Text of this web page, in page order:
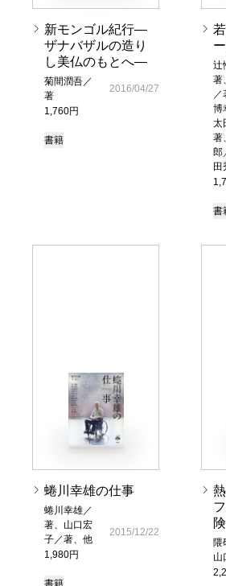
新モンゴル紀行―
ザナバザルの造り
し美仏のもとへ―
菊間潤吾／
著
1,760円
2016/04/27
書籍
辻
著
／
博
太
著
郎
田
書
蜷川幸雄の仕事
蜷川幸雄／
著、山口宏
子／著、他
1,980円
2015/12/22
書籍
隈
山